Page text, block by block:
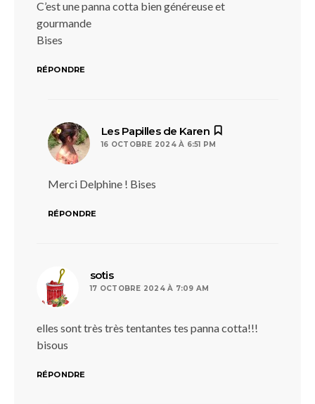
C’est une panna cotta bien généreuse et
gourmande
Bises
RÉPONDRE
Les Papilles de Karen
16 OCTOBRE 2024 À 6:51 PM
Merci Delphine ! Bises
RÉPONDRE
sotisdit :
17 OCTOBRE 2024 À 7:09 AM
elles sont très très tentantes tes panna cotta!!!
bisous
RÉPONDRE